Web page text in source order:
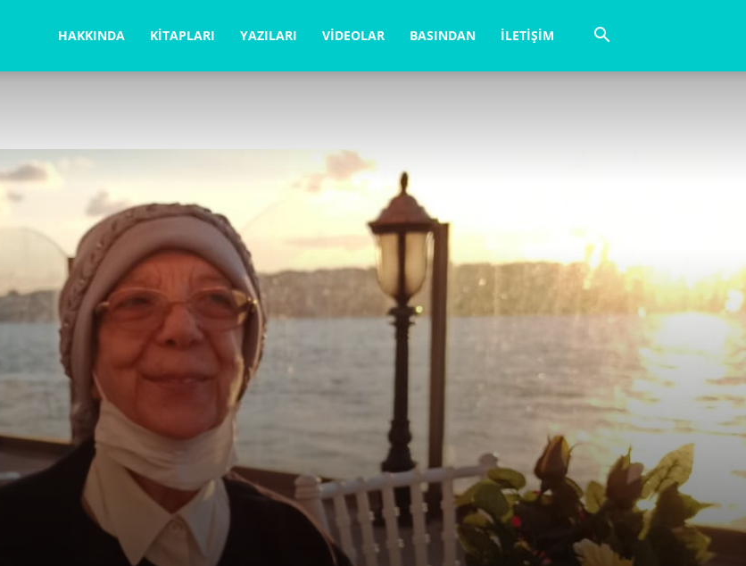
HAKKINDA KITAPLARI YAZILARI VIDEOLAR BASINDAN İLETIŞIM